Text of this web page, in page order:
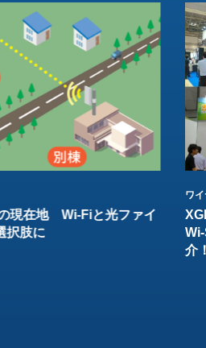
現在地 Wi-Fiと光ファイ
択肢に
ワ
介